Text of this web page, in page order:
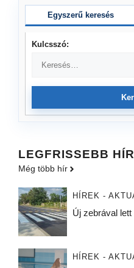
Egyszerű keresés
Kulcsszó:
LEGFRISSEBB
Még több hír
HÍREK -
Új zebrával
HÍREK -